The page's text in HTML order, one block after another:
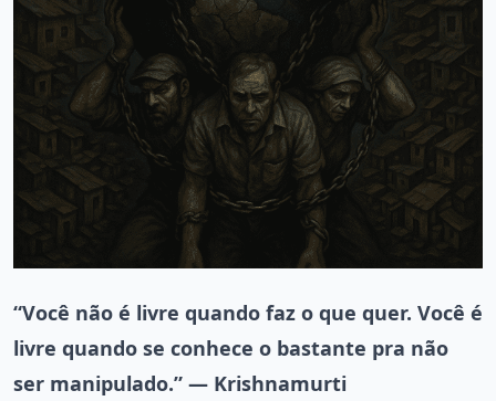
“Você não é livre quando faz o que quer. Você é
livre quando se conhece o bastante pra não
ser manipulado.” — Krishnamurti